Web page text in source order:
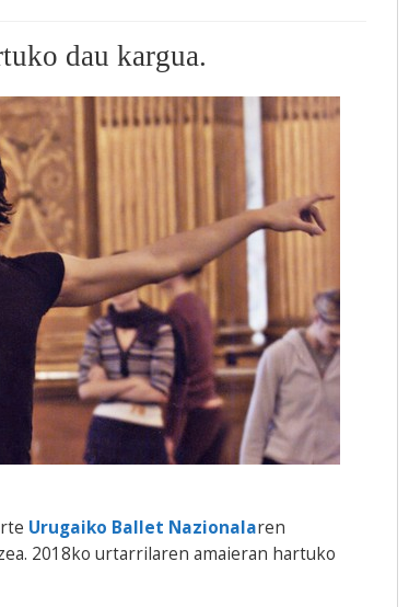
dau kargua.
Urugaiko Ballet Nazionalaren
2018ko urtarrilaren amaieran hartuko